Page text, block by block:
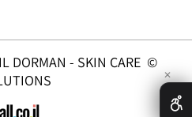
DORMAN - SKIN CARE
✕